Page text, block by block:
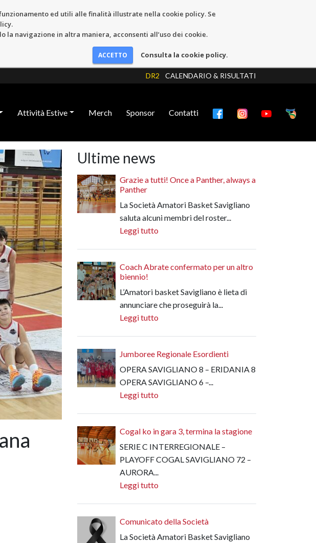
ed utili alle finalità illustrate nella cookie policy. Se
la navigazione in altra maniera, acconsenti all’uso dei cookie.
Consulta la cookie policy.
DR2 CALENDARIO & RISULTATI
Attività Estive Merch Sponsor Contatti
Ultime news
Grazie a tutti! Once a Panther, always a
Panther
La Società Amatori Basket Savigliano
saluta alcuni membri del roster...
Leggi tutto
Coach Abrate confermato per un altro
biennio!
L’Amatori basket Savigliano è lieta di
annunciare che proseguirà la...
Leggi tutto
Jumboree Regionale Esordienti
OPERA SAVIGLIANO 8 – ERIDANIA 8
OPERA SAVIGLIANO 6 –...
Leggi tutto
Cogal ko in gara 3, termina la stagione
SERIE C INTERREGIONALE –
PLAYOFF COGAL SAVIGLIANO 72 –
AURORA...
Leggi tutto
Comunicato della Società
La Società Amatori Basket Savigliano